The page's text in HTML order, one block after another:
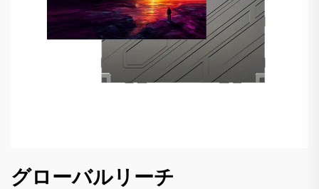
グローバルリーチ